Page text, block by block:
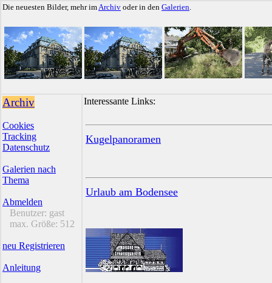
Die neuesten Bilder, mehr imArchiv oder in den Galerien.
Archiv
Cookies
Tracking
Datenschutz
Galerien nach
Thema
Abmelden
Benutzer: gast
max. Größe: 512
neu Registrieren
Anleitung
Interessante Links:
Kugelpanoramen
Urlaub am Bodensee